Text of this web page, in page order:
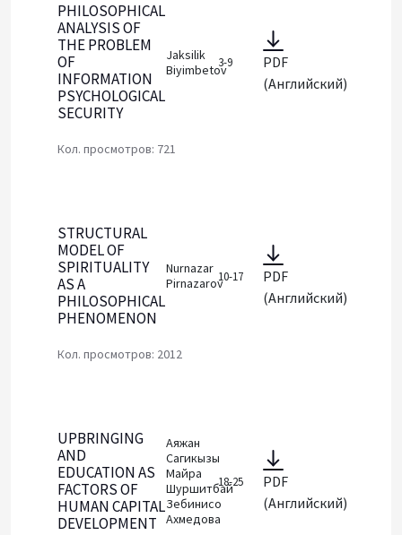
PHILOSOPHICAL
ANALYSIS OF
THE PROBLEM
OF
INFORMATION
PSYCHOLOGICAL
SECURITY
Jaksilik
Biyimbetov3-9
PDF
(Английский)
Кол. просмотров: 721
STRUCTURAL
MODEL OF
SPIRITUALITY
AS A
PHILOSOPHICAL
PHENOMENON
Nurnazar
Pirnazarov10-17
PDF
(Английский)
Кол. просмотров: 2012
UPBRINGING
AND
EDUCATION AS
FACTORS OF
HUMAN CAPITAL
DEVELOPMENT
Аяжан
Сагикызы
Майра
Шуршитбай
Зебинисо
Ахмедова
18-25
PDF
(Английский)